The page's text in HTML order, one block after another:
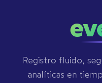
Registro fluido,
analíticas en